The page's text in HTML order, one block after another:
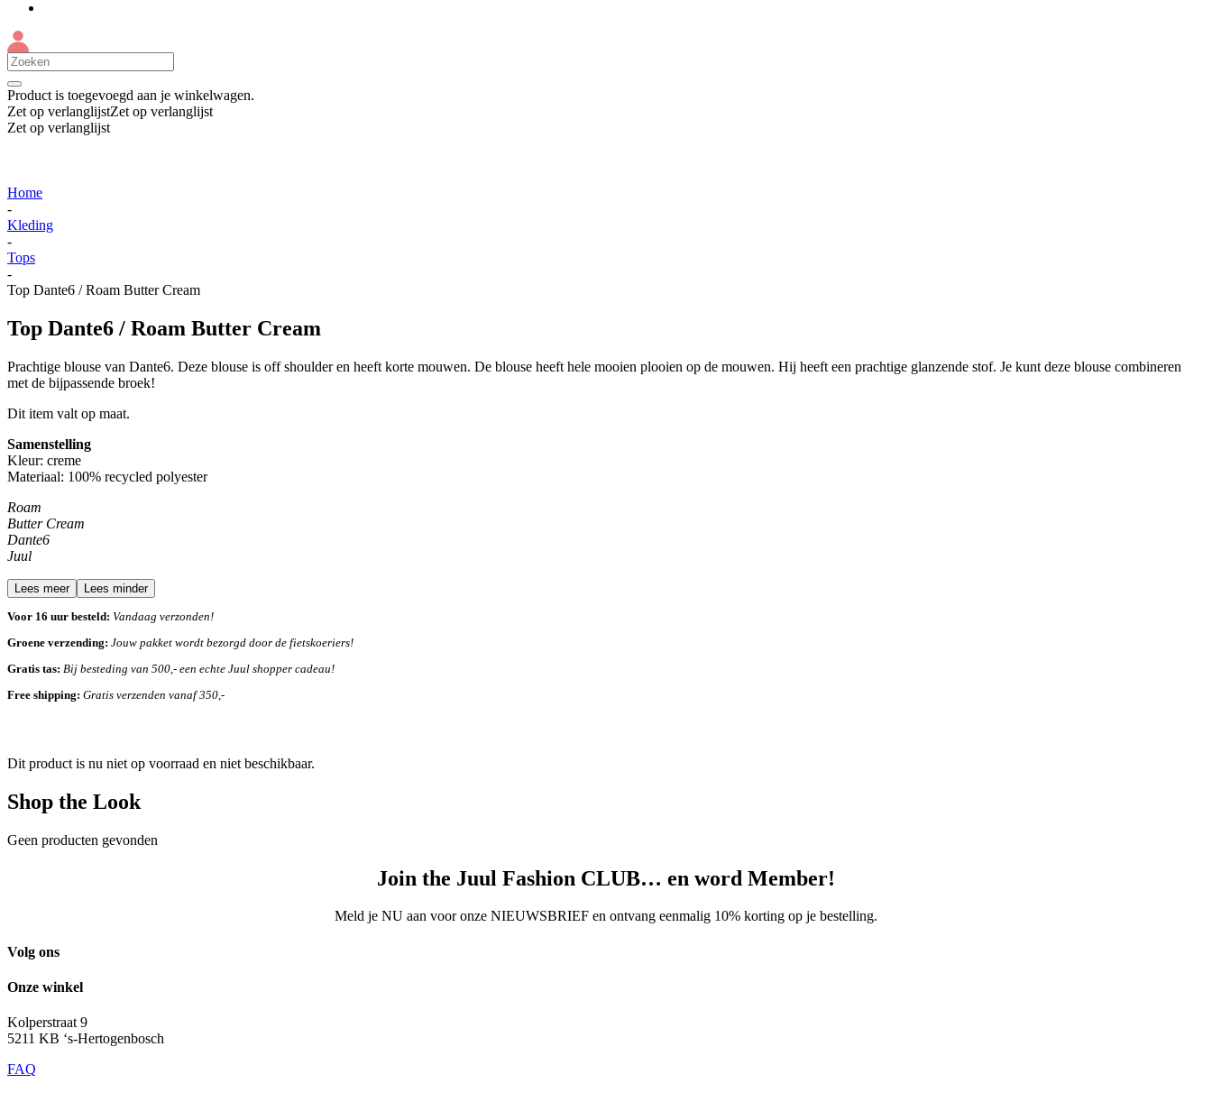
Product is toegevoegd aan je winkelwagen.
Zet op verlanglijstZet op verlanglijst
Zet op verlanglijst
Home
-
Kleding
-
Tops
-
Top Dante6 / Roam Butter Cream
Top Dante6 / Roam Butter Cream
Prachtige blouse van Dante6. Deze blouse is off shoulder en heeft korte mouwen. De blouse heeft hele mooien plooien op de mouwen. Hij heeft een prachtige glanzende stof. Je kunt deze blouse combineren
met de bijpassende broek!
Dit item valt op maat.
Samenstelling
Kleur: creme
Materiaal: 100% recycled polyester
Roam
Butter Cream
Dante6
Juul
Lees meer Lees minder
Voor 16 uur besteld: Vandaag verzonden!
Groene verzending: Jouw pakket wordt bezorgd door de fietskoeriers!
Gratis tas: Bij besteding van 500,- een echte Juul shopper cadeau!
Free shipping: Gratis verzenden vanaf 350,-
Dit product is nu niet op voorraad en niet beschikbaar.
Shop the Look
Geen producten gevonden
Join the Juul Fashion CLUB… en word Member!
Meld je NU aan voor onze NIEUWSBRIEF en ontvang eenmalig 10% korting op je bestelling.
Volg ons
Onze winkel
Kolperstraat 9
5211 KB ‘s-Hertogenbosch
FAQ